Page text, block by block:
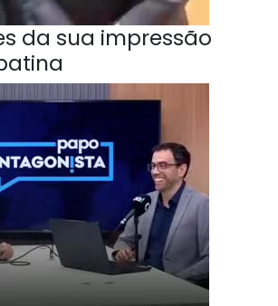
da sua impressão